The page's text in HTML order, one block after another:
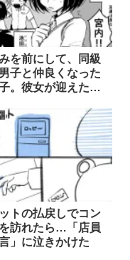
を前にして、同級
子と仲良くなった
。彼女が迎えた結
トの払戻しでコン
訪れたら…「店員
」に泣きかけた